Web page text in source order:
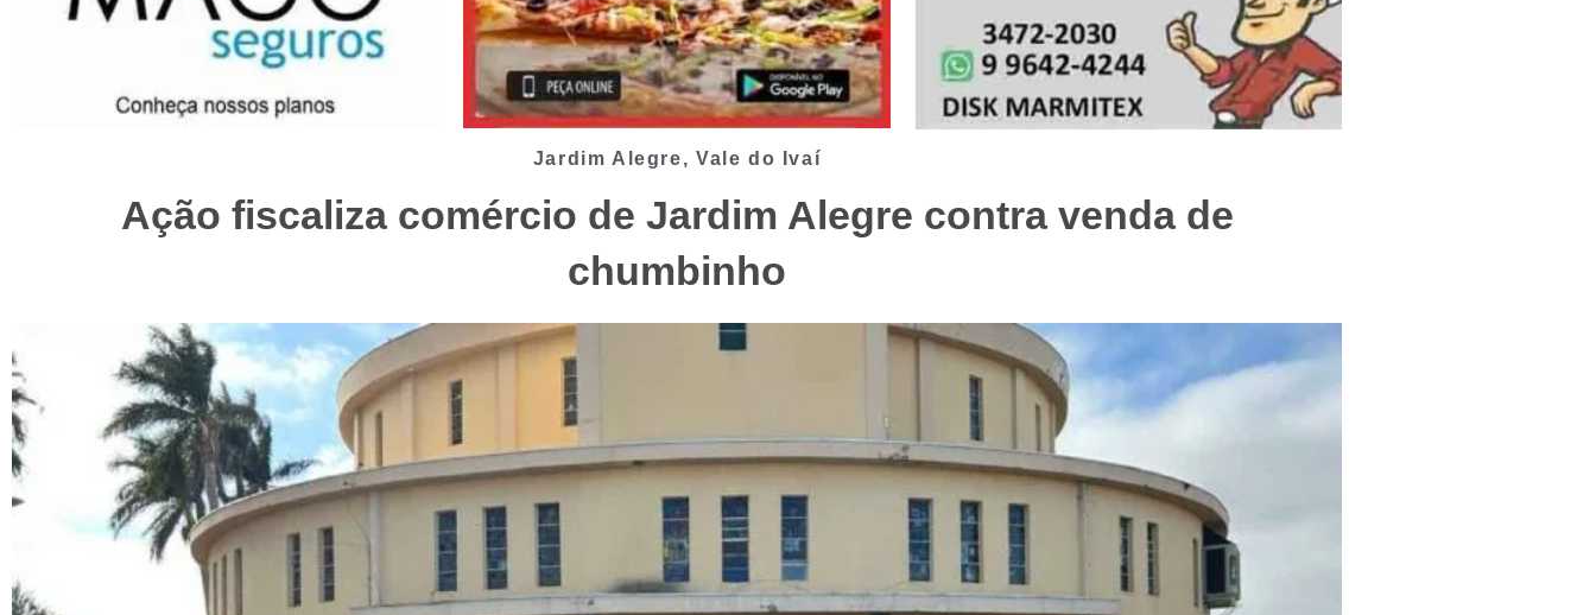
Jardim Alegre, Vale do Ivaí
Ação fiscaliza comércio de Jardim Alegre contra venda de
chumbinho